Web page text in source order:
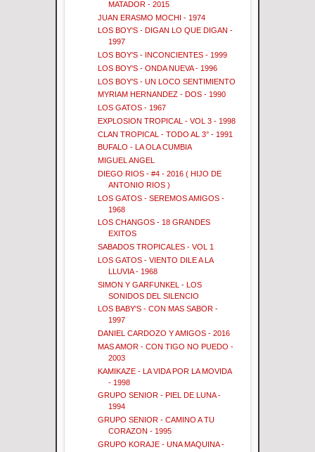
MATADOR - 2015
JUAN ERASMO MOCHI - 1974
LOS BOY'S - DIGAN LO QUE DIGAN -
1997
LOS BOY'S - INCONCIENTES - 1999
LOS BOY'S - ONDA NUEVA - 1996
LOS BOY'S - UN LOCO SENTIMIENTO
MYRIAM HERNANDEZ - DOS - 1990
LOS GATOS - 1967
EXPLOSION TROPICAL - VOL 3 - 1998
CLAN TROPICAL - TODO AL 3° - 1991
BUFALO - LA OLA CUMBIA
MIGUEL ANGEL
DIEGO RIOS - #4 - 2016 ( HIJO DE
ANTONIO RIOS )
LOS GATOS - SEREMOS AMIGOS -
1968
LOS CHANGOS - 18 GRANDES
EXITOS
SABADOS TROPICALES - VOL 1
LOS GATOS - VIENTO DILE A LA
LLUVIA - 1968
SIMON Y GARFUNKEL - LOS
SONIDOS DEL SILENCIO
LOS BABY'S - CON MAS SABOR -
1997
DANIEL CARDOZO Y AMIGOS - 2016
MAS AMOR - CON TIGO NO PUEDO -
2003
KAMIKAZE - LA VIDA POR LA MOVIDA
- 1998
GRUPO SENIOR - PIEL DE LUNA -
1994
GRUPO SENIOR - CAMINO A TU
CORAZON - 1995
GRUPO KORAJE - UNA MAQUINA -